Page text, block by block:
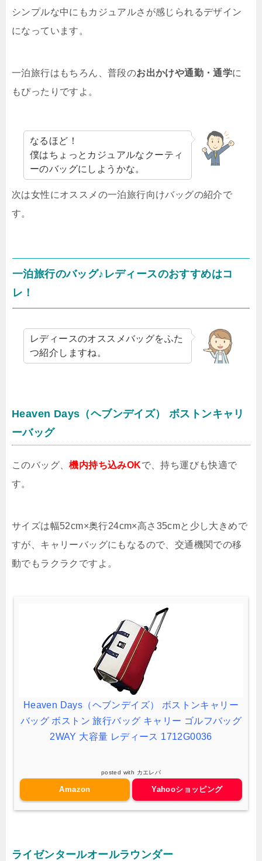
シンプルな中にもカジュアルさが感じられるデザイン
になっています。
一泊旅行はもちろん、普段のお出かけや通勤・通学に
もぴったりですよ。
なるほど！
僕はちょっとカジュアルなクーティ
ーのバッグにしようかな。
次は女性にオススメの一泊旅行向けバッグの紹介で
す。
一泊旅行のバッグ♪レディースのおすすめはコ
レ！
レディースのオススメバッグをふた
つ紹介しますね。
Heaven Days（ヘブンデイズ） ボストンキャリ
ーバッグ
このバッグ、機内持ち込みOKで、持ち運びも快適で
す。
サイズは幅52cm×奥行24cm×高さ35cmと少し大きめで
すが、キャリーバッグにもなるので、交通機関での移
動でもラクラクですよ。
Heaven Days（ヘブンデイズ） ボストンキャリー
バッグ ボストン 旅行バッグ キャリー ゴルフバッグ
2WAY 大容量 レディース 1712G0036
posted with カエレバ
Amazon Yahooショッピング
ライゼンタールオールラウンダー